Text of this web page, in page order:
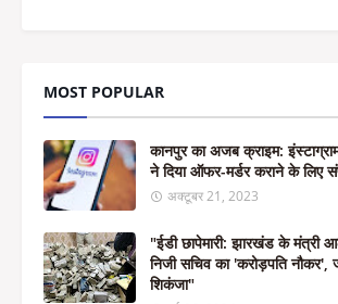
MOST POPULAR
कानपुर का अजब क्राइम:
ने दिया ऑफर-मर्डर कराने के लिए
अक्टूबर 21, 2023
"ईडी छापेमारी: झारखंड के मंत्री
निजी सचिव का 'करोड़पति
शिकंजा"